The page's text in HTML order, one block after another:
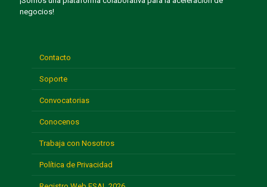
negocios!
Contacto
Soporte
Convocatorias
Conocenos
Trabaja con Nosotros
Política de Privacidad